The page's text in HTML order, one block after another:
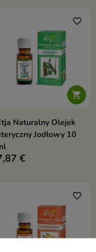

favorite_border
Naturalny Olejek
Jodłowy 10
€
favorite_border